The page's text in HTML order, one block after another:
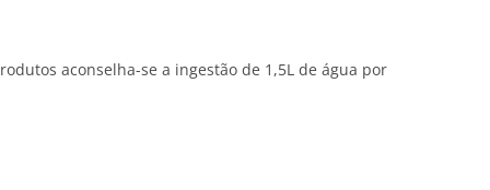
aconselha-se a ingestão de 1,5L de água por